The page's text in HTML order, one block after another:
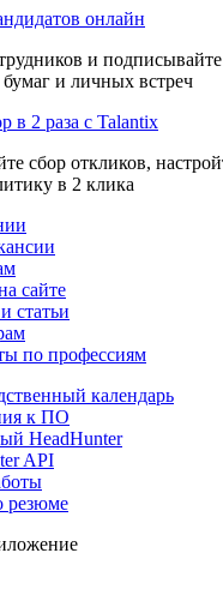
онлайн
и
и личных встреч
в 2 раза с Talantix
сбор откликов,
в 2 клика
сайте
статьи
по профессиям
календарь
к ПО
HeadHunter
API
резюме